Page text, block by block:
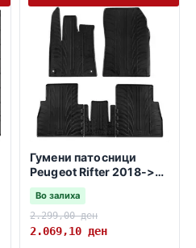
Гумени патосници
Peugeot Rifter 2018->
-непроменливо
сувозачко седиште-
Во залиха
2.299,00ден
2.069,10 ден